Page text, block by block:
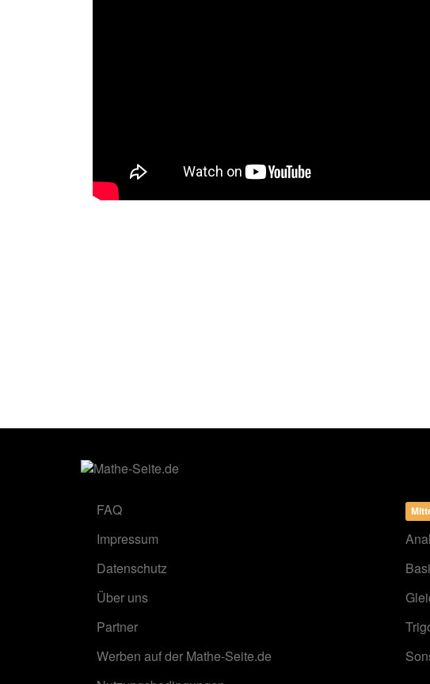
FAQ
Impressum
Datenschutz
Über uns
Partner
Werben auf der Mathe-Seite.de